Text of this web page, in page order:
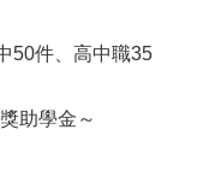
50件、高中職35
助學金～